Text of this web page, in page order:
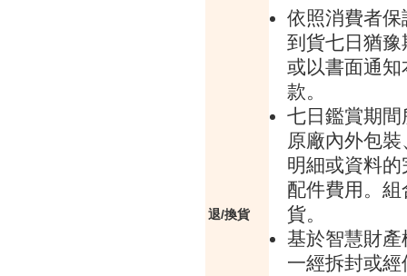
退/換貨
依照消費者
到貨七日猶
或以書面通
款。
七日鑑賞期
原廠內外包
明細或資料
配件費用。
貨。
基於智慧財
一經拆封或